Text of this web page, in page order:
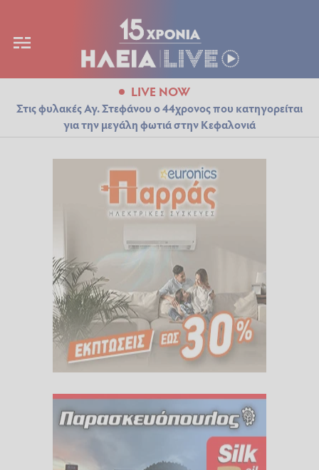
LIVE NOW
Στις φυλακές Αγ. Στεφάνου ο 44χρονος που κατηγορείται
για την μεγάλη φωτιά στην Κεφαλονιά